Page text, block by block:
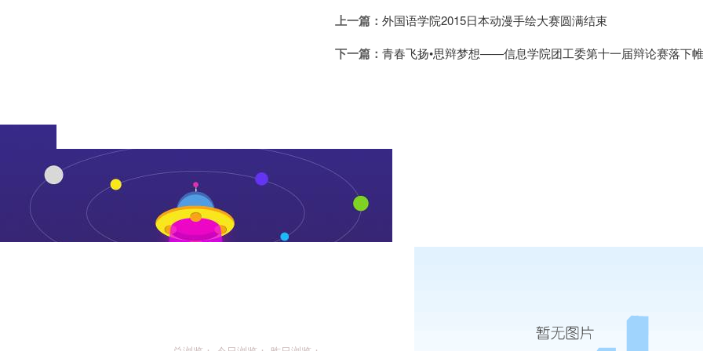
上一篇： 外国语学院2015日本动漫手绘大赛圆满结束
下一篇： 青春飞扬•思辩梦想——信息学院团工委第十一届辩论赛落下